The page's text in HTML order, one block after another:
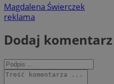
Magdalena Świerczek
reklama
Dodaj komentarz